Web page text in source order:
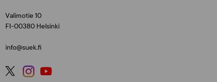
Valimotie 10
FI-00380 Helsinki
info@suek.fi